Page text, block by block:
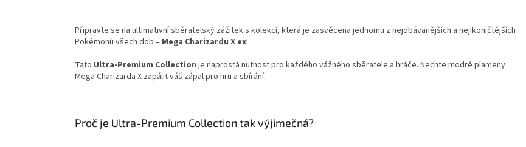
Připravte se na ultimativní sběratelský zážitek s kolekcí, která je zasvěcena jednomu z nejobávanějších a nejikoničtějších
Pokémonů všech dob – Mega Charizardu X ex!
Tato Ultra-Premium Collection je naprostá nutnost pro každého vážného sběratele a hráče. Nechte modré plameny
Mega Charizarda X zapálit váš zápal pro hru a sbírání.
Proč je Ultra-Premium Collection tak výjimečná?